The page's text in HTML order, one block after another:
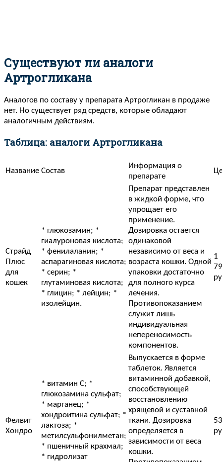
Существуют ли аналоги
Артрогликана
Аналогов по составу у препарата Артрогликан в продаже
нет. Но существует ряд средств, которые обладают
аналогичным действиям.
Таблица: аналоги Артрогликана
Название Состав
Информация о
препарате
Страйд
Плюс
для
кошек
* глюкозамин; *
гиалуроновая кислота;
* фенилаланин; *
аспарагиновая кислота;
* серин; *
глутаминовая кислота;
* глицин; * лейцин; *
изолейцин.
Препарат представлен
в жидкой форме, что
упрощает его
применение.
Дозировка остается
одинаковой
независимо от веса и
возраста кошки. Одной
упаковки достаточно
для полного курса
лечения.
Противопоказанием
служит лишь
индивидуальная
непереносимость
компонентов.
1
Фелвит
Хондро
* витамин С; *
глюкозамина сульфат;
* марганец; *
хондроитина сульфат; *
лактоза; *
метилсульфонилметан;
* пшеничный крахмал;
* гидролизат
Выпускается в форме
таблеток. Является
витаминной добавкой,
способствующей
восстановлению
хрящевой и суставной
ткани. Дозировка
определяется в
зависимости от веса
кошки.